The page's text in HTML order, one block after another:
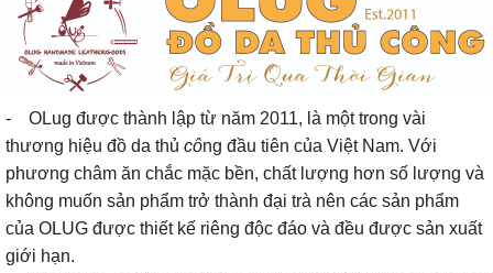
- OLug được thành lập từ năm 2011, là một trong vài
thương hiệu đồ da thủ công đầu tiên của Việt Nam. Với
phương châm ăn chắc mặc bền, chất lượng hơn số lượng và
không muốn sản phẩm trở thành đại trà nên các sản phẩm
của OLUG được thiết kế riêng độc đáo và đều được sản xuất
giới hạn.